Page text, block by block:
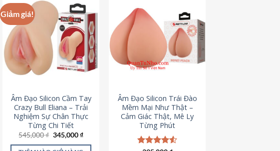
Giảm giá!
Âm Đạo Silicon Cầm Tay
Crazy Bull Eliana – Trải
Nghiệm Sự Chân Thực
Từng Chi Tiết
545,000₫ Giá
là:
345,000₫Giá
tại
Âm Đạo Silicon Trái Đào
Mềm Mại Như Thật –
Cảm Giác Thật, Mê Ly
Từng Phút